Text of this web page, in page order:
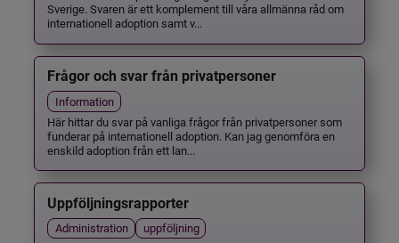
Sverige. Svaren är ett komplement till våra allmänna råd om
internationell adoption samt v...
Frågor och svar från privatpersoner
Information
Här hittar du svar på vanliga frågor från privatpersoner som
funderar på internationell adoption. Kan jag genomföra en
enskild adoption från ett lan...
Uppföljningsrapporter
Administration
uppföljning